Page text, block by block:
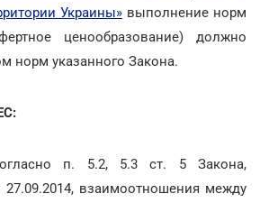
Украины» выполнение норм
ценообразование) должно
норм указанного Закона.
п. 5.2, 5.3 ст. 5 Закона,
взаимоотношения между